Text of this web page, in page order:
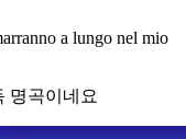
a lungo nel mio